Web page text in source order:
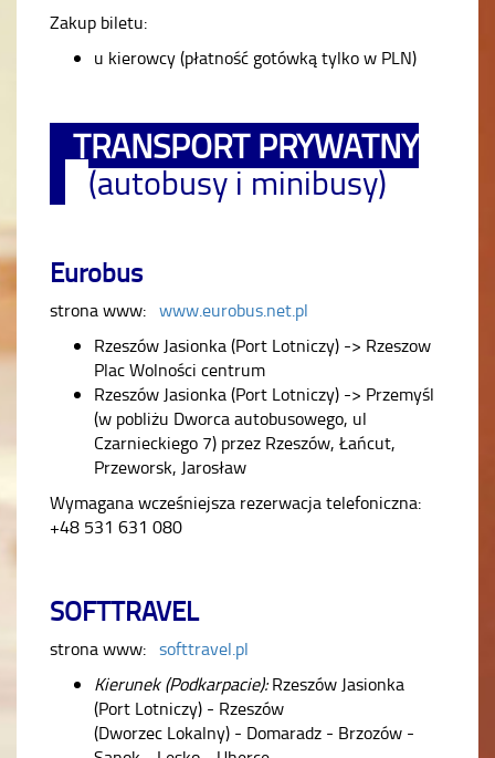
Zakup biletu:
u kierowcy (płatność gotówką tylko w PLN)
TRANSPORT PRYWATNY
(autobusy i minibusy)
Eurobus
strona www: www.eurobus.net.pl
Rzeszów Jasionka (Port Lotniczy) -> Rzeszow
Plac Wolności centrum
Rzeszów Jasionka (Port Lotniczy) -> Przemyśl
(w pobliżu Dworca autobusowego, ul
Czarnieckiego 7) przez Rzeszów, Łańcut,
Przeworsk, Jarosław
Wymagana wcześniejsza rezerwacja telefoniczna:
+48 531 631 080
SOFTTRAVEL
strona www: softtravel.pl
Kierunek (Podkarpacie):Rzeszów Jasionka
(Port Lotniczy) - Rzeszów
(Dworzec Lokalny) - Domaradz - Brzozów -